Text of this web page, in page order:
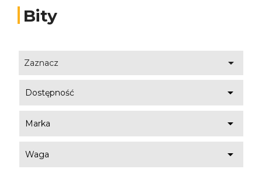
Bity
Zaznacz 
Dostępność 
Marka 
Waga 